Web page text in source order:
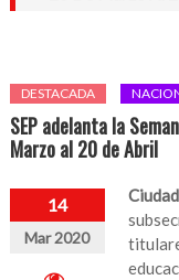
DESTACADA
SEP adelanta la
Marzo al 20 de Abril
14
Mar 2020